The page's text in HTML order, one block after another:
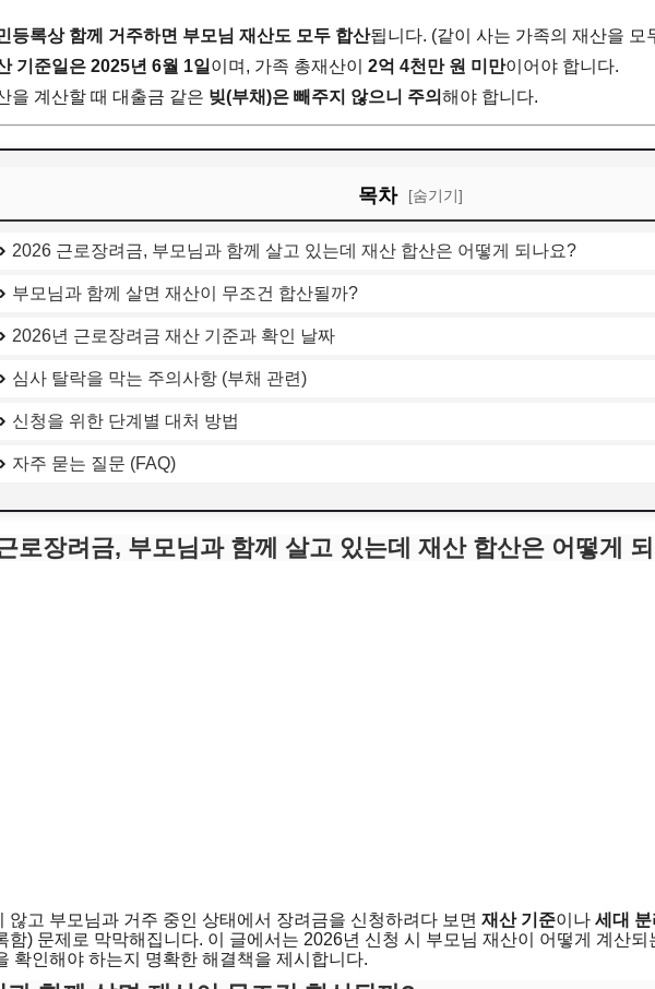
등록상 함께 거주하면 부모님 재산도 모두 합산됩니다. (같이 사는 가족의 재산을 모
기준일은 2025년 6월 1일 이며, 가족 총재산이 2억 4천만 원 미만이어야 합니다.
을 계산할 때 대출금 같은 빚(부채)은 빼주지 않으니 주의 해야 합니다.
목차 [숨기기]
2026 근로장려금, 부모님과 함께 살고 있는데 재산 합산은 어떻게 되나요?
부모님과 함께 살면 재산이 무조건 합산될까?
2026년 근로장려금 재산 기준과 확인 날짜
심사 탈락을 막는 주의사항 (부채 관련)
신청을 위한 단계별 대처 방법
자주 묻는 질문 (FAQ)
로장려금, 부모님과 함께 살고 있는데 재산 합산은 어떻게
않고 부모님과 거주 중인 상태에서 장려금을 신청하려다 보면 재산 기준이나 세대 분
함) 문제로 막막해집니다. 이 글에서는 2026년 신청 시 부모님 재산이 어떻게 계산
확인해야 하는지 명확한 해결책을 제시합니다.